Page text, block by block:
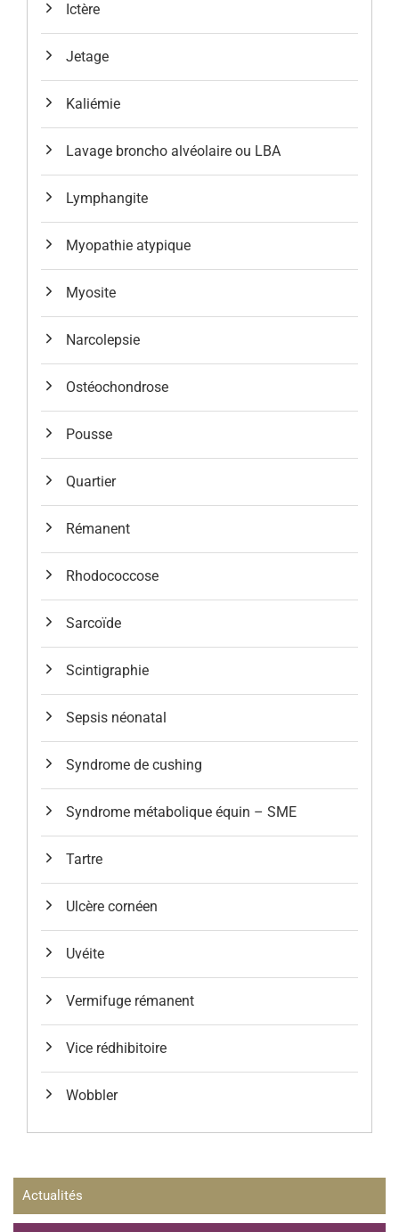
Ictère
Jetage
Kaliémie
Lavage broncho alvéolaire ou LBA
Lymphangite
Myopathie atypique
Myosite
Narcolepsie
Ostéochondrose
Pousse
Quartier
Rémanent
Rhodococcose
Sarcoïde
Scintigraphie
Sepsis néonatal
Syndrome de cushing
Syndrome métabolique équin – SME
Tartre
Ulcère cornéen
Uvéite
Vermifuge rémanent
Vice rédhibitoire
Wobbler
Actualités